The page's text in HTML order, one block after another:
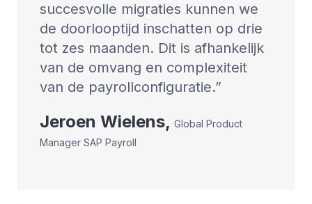
succesvolle migraties kunnen we
de doorlooptijd inschatten op drie
tot zes maanden. Dit is afhankelijk
van de omvang en complexiteit
van de payrollconfiguratie.
Jeroen Wielens, Global Product
Manager SAP Payroll